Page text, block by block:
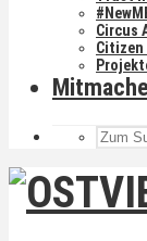
Circus
Citizen